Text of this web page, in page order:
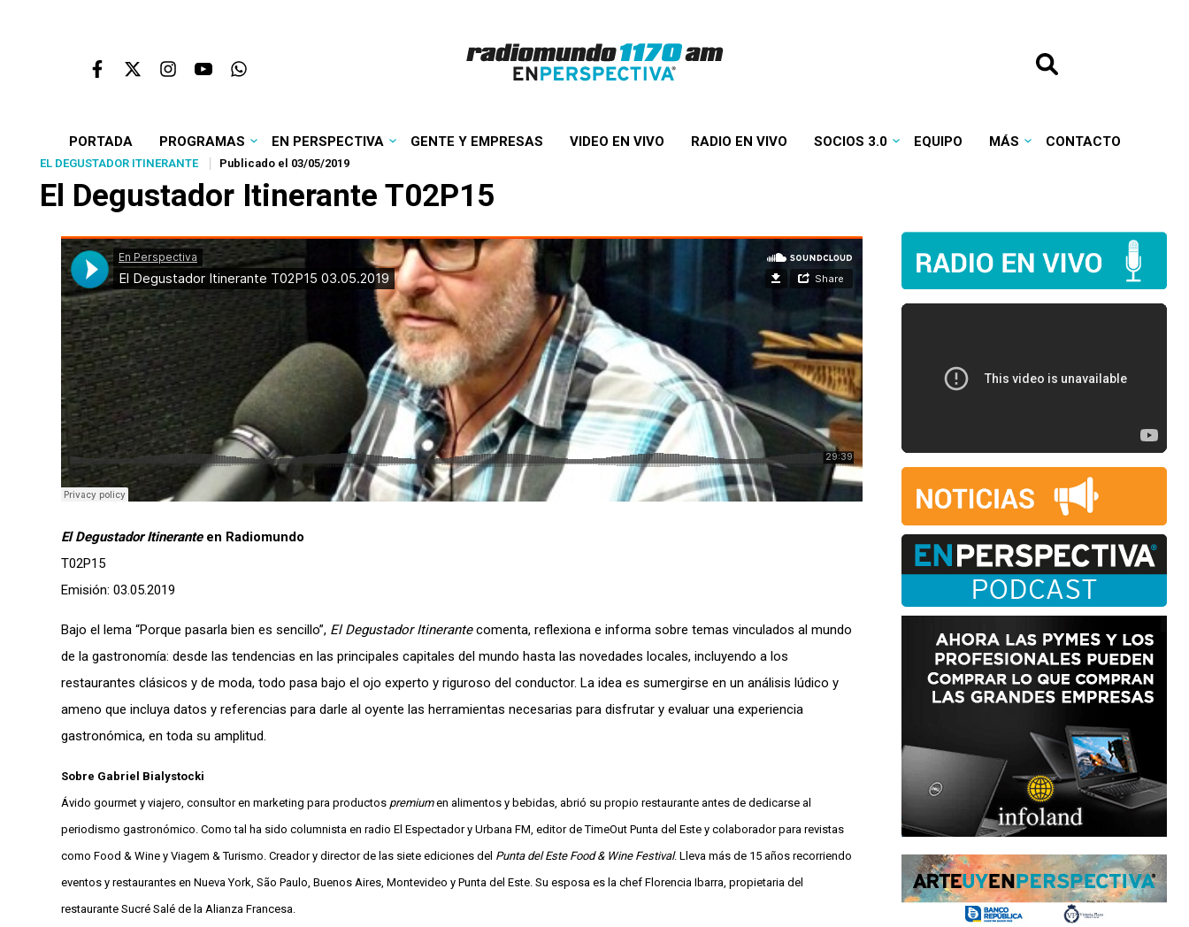
PORTADA PROGRAMAS EN PERSPECTIVA GENTE Y EMPRESAS VIDEO EN VIVO RADIO EN VIVO SOCIOS 3.0 EQUIPO MÁS CONTACTO
EL DEGUSTADOR ITINERANTE Publicado el 03/05/2019
El Degustador Itinerante T02P15
El Degustador Itineranteen Radiomundo
T02P15
Emisión: 03.05.2019
Bajo el lema “Porque pasarla bien es sencillo”, El Degustador Itinerantecomenta, reflexiona e informa sobre temas vinculados al mundo
de la gastronomía: desde las tendencias en las principales capitales del mundo hasta las novedades locales, incluyendo a los
restaurantes clásicos y de moda, todo pasa bajo el ojo experto y riguroso del conductor. La idea es sumergirse en un análisis lúdico y
ameno que incluya datos y referencias para darle al oyente las herramientas necesarias para disfrutar y evaluar una experiencia
gastronómica, en toda su amplitud.
Sobre Gabriel Bialystocki
Ávido gourmet y viajero, consultor en marketing para productos premiumen alimentos y bebidas, abrió su propio restaurante antes de dedicarse al
periodismo gastronómico. Como tal ha sido columnista en radio El Espectador y Urbana FM, editor de TimeOut Punta del Este y colaborador para revistas
como Food & Wine y Viagem & Turismo. Creador y director de las siete ediciones del Punta del Este Food & Wine Festival. Lleva más de 15 años recorriendo
eventos y restaurantes en Nueva York, São Paulo, Buenos Aires, Montevideo y Punta del Este. Su esposa es la chef Florencia Ibarra, propietaria del
restaurante Sucré Salé de la Alianza Francesa.